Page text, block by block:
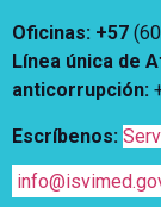
Más
Oficinas: +57
Línea única de
anticorrupción:
Escríbenos: